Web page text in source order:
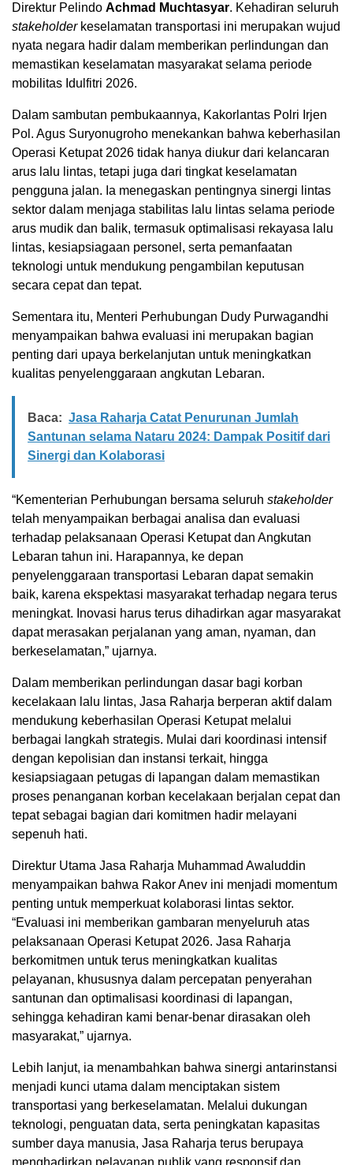
Direktur Pelindo Achmad Muchtasyar. Kehadiran seluruh
stakeholderkeselamatan transportasi ini merupakan wujud
nyata negara hadir dalam memberikan perlindungan dan
memastikan keselamatan masyarakat selama periode
mobilitas Idulfitri 2026.
Dalam sambutan pembukaannya, Kakorlantas Polri Irjen
Pol. Agus Suryonugroho menekankan bahwa keberhasilan
Operasi Ketupat 2026 tidak hanya diukur dari kelancaran
arus lalu lintas, tetapi juga dari tingkat keselamatan
pengguna jalan. Ia menegaskan pentingnya sinergi lintas
sektor dalam menjaga stabilitas lalu lintas selama periode
arus mudik dan balik, termasuk optimalisasi rekayasa lalu
lintas, kesiapsiagaan personel, serta pemanfaatan
teknologi untuk mendukung pengambilan keputusan
secara cepat dan tepat.
Sementara itu, Menteri Perhubungan Dudy Purwagandhi
menyampaikan bahwa evaluasi ini merupakan bagian
penting dari upaya berkelanjutan untuk meningkatkan
kualitas penyelenggaraan angkutan Lebaran.
Baca: Jasa Raharja Catat Penurunan Jumlah
Santunan selama Nataru 2024: Dampak Positif dari
Sinergi dan Kolaborasi
“Kementerian Perhubungan bersama seluruh stakeholder
telah menyampaikan berbagai analisa dan evaluasi
terhadap pelaksanaan Operasi Ketupat dan Angkutan
Lebaran tahun ini. Harapannya, ke depan
penyelenggaraan transportasi Lebaran dapat semakin
baik, karena ekspektasi masyarakat terhadap negara terus
meningkat. Inovasi harus terus dihadirkan agar masyarakat
dapat merasakan perjalanan yang aman, nyaman, dan
berkeselamatan,” ujarnya.
Dalam memberikan perlindungan dasar bagi korban
kecelakaan lalu lintas, Jasa Raharja berperan aktif dalam
mendukung keberhasilan Operasi Ketupat melalui
berbagai langkah strategis. Mulai dari koordinasi intensif
dengan kepolisian dan instansi terkait, hingga
kesiapsiagaan petugas di lapangan dalam memastikan
proses penanganan korban kecelakaan berjalan cepat dan
tepat sebagai bagian dari komitmen hadir melayani
sepenuh hati.
Direktur Utama Jasa Raharja Muhammad Awaluddin
menyampaikan bahwa Rakor Anev ini menjadi momentum
penting untuk memperkuat kolaborasi lintas sektor.
“Evaluasi ini memberikan gambaran menyeluruh atas
pelaksanaan Operasi Ketupat 2026. Jasa Raharja
berkomitmen untuk terus meningkatkan kualitas
pelayanan, khususnya dalam percepatan penyerahan
santunan dan optimalisasi koordinasi di lapangan,
sehingga kehadiran kami benar-benar dirasakan oleh
masyarakat,” ujarnya.
Lebih lanjut, ia menambahkan bahwa sinergi antarinstansi
menjadi kunci utama dalam menciptakan sistem
transportasi yang berkeselamatan. Melalui dukungan
teknologi, penguatan data, serta peningkatan kapasitas
sumber daya manusia, Jasa Raharja terus berupaya